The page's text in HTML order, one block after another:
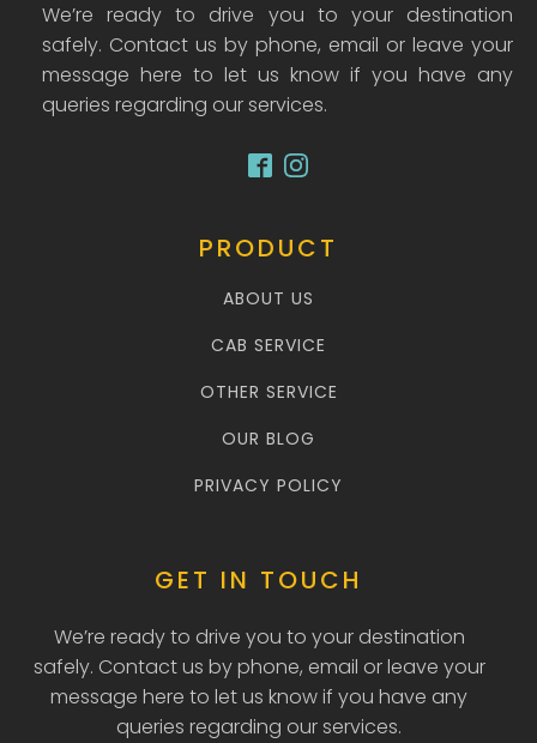
We’re ready to drive you to your destination
safely. Contact us by phone, email or leave your
message here to let us know if you have any
queries regarding our services.
PRODUCT
ABOUT US
CAB SERVICE
OTHER SERVICE
OUR BLOG
PRIVACY POLICY
GET IN TOUCH
We’re ready to drive you to your destination
safely. Contact us by phone, email or leave your
message here to let us know if you have any
queries regarding our services.